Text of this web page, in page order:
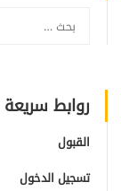
روابط سريعة
القبول
تسجيل الدخول